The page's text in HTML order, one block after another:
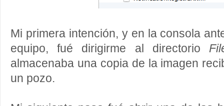
Mi primera intención, y en la consola
equipo, fué dirigirme al directorio
almacenaba una copia de la imagen
un pozo.